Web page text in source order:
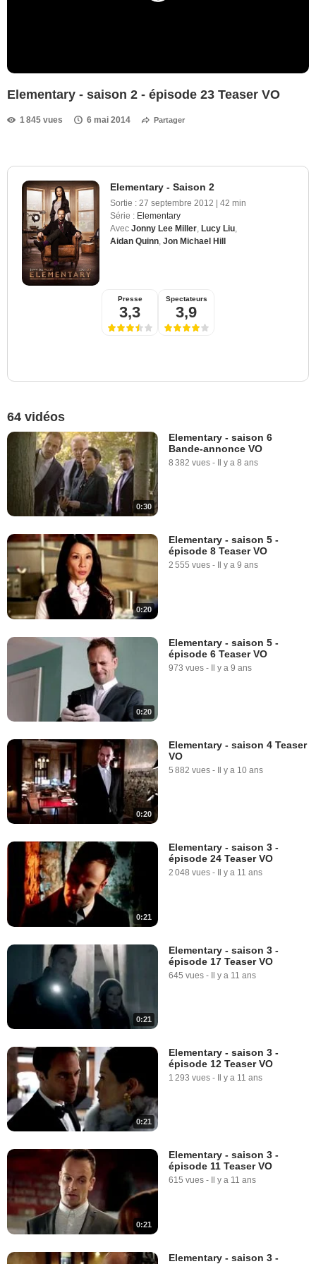
Elementary - saison 2 - épisode 23 Teaser VO
1 845 vues 6 mai 2014 Partager
Elementary - Saison 2
Sortie : 27 septembre 2012 | 42 min
Série : Elementary
Avec Jonny Lee Miller Lucy Liu
Aidan Quinn Jon Michael Hill
Presse
3,3
Spectateurs
3,9
64 vidéos
0:30
Elementary - saison 6
Bande-annonce VO
8 382 vues - Il y a 8 ans
0:20
Elementary - saison 5 -
épisode 8 Teaser VO
2 555 vues - Il y a 9 ans
0:20
Elementary - saison 5 -
épisode 6 Teaser VO
973 vues - Il y a 9 ans
0:20
Elementary - saison 4 Teaser
VO
5 882 vues - Il y a 10 ans
0:21
Elementary - saison 3 -
épisode 24 Teaser VO
2 048 vues - Il y a 11 ans
0:21
Elementary - saison 3 -
épisode 17 Teaser VO
645 vues - Il y a 11 ans
0:21
Elementary - saison 3 -
épisode 12 Teaser VO
1 293 vues - Il y a 11 ans
0:21
Elementary - saison 3 -
épisode 11 Teaser VO
615 vues - Il y a 11 ans
Elementary - saison 3 -